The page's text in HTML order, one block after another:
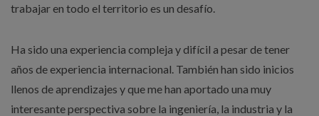
trabajar en todo el territorio es un desafío.
Ha sido una experiencia compleja y difícil a pesar de tener
años de experiencia internacional. También han sido inicios
llenos de aprendizajes y que me han aportado una muy
interesante perspectiva sobre la ingeniería, la industria y la